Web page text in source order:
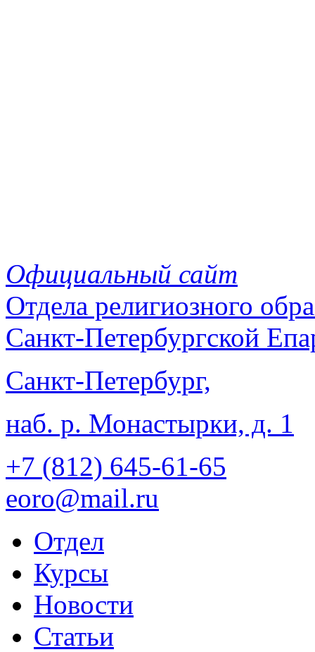
Официальный сайт
Отдела религиозного
Санкт-Петербургской
Санкт-Петербург,
наб. р. Монастырки, д. 1
+7 (812) 645-61-65
eoro@mail.ru
Отдел
Курсы
Новости
Статьи